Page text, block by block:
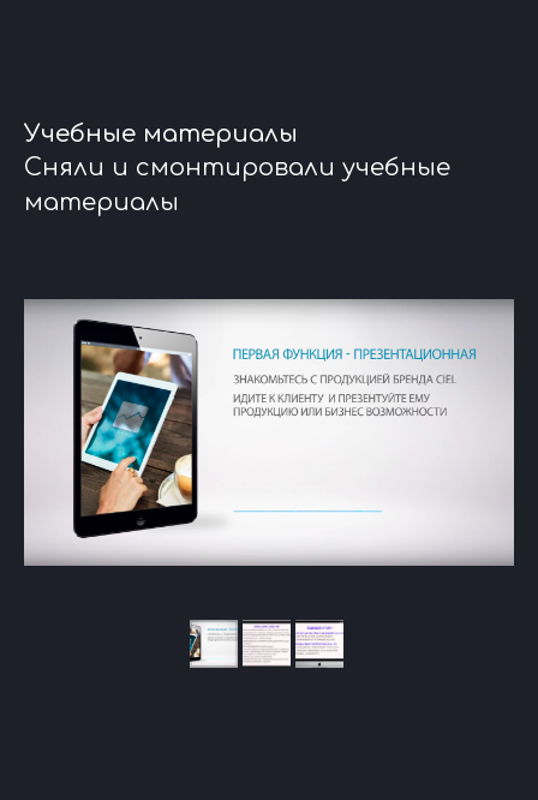
Учебные материалы
Сняли и смонтировали учебные
материалы